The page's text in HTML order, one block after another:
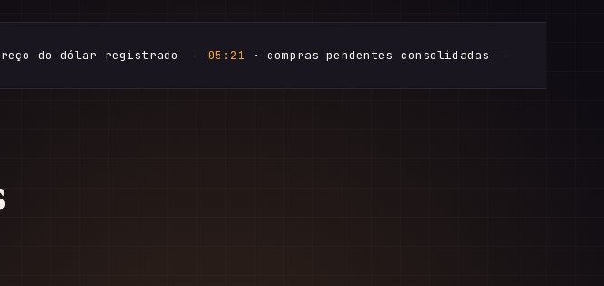
do dólar registrado 05:21 · compras pendentes consolidadas